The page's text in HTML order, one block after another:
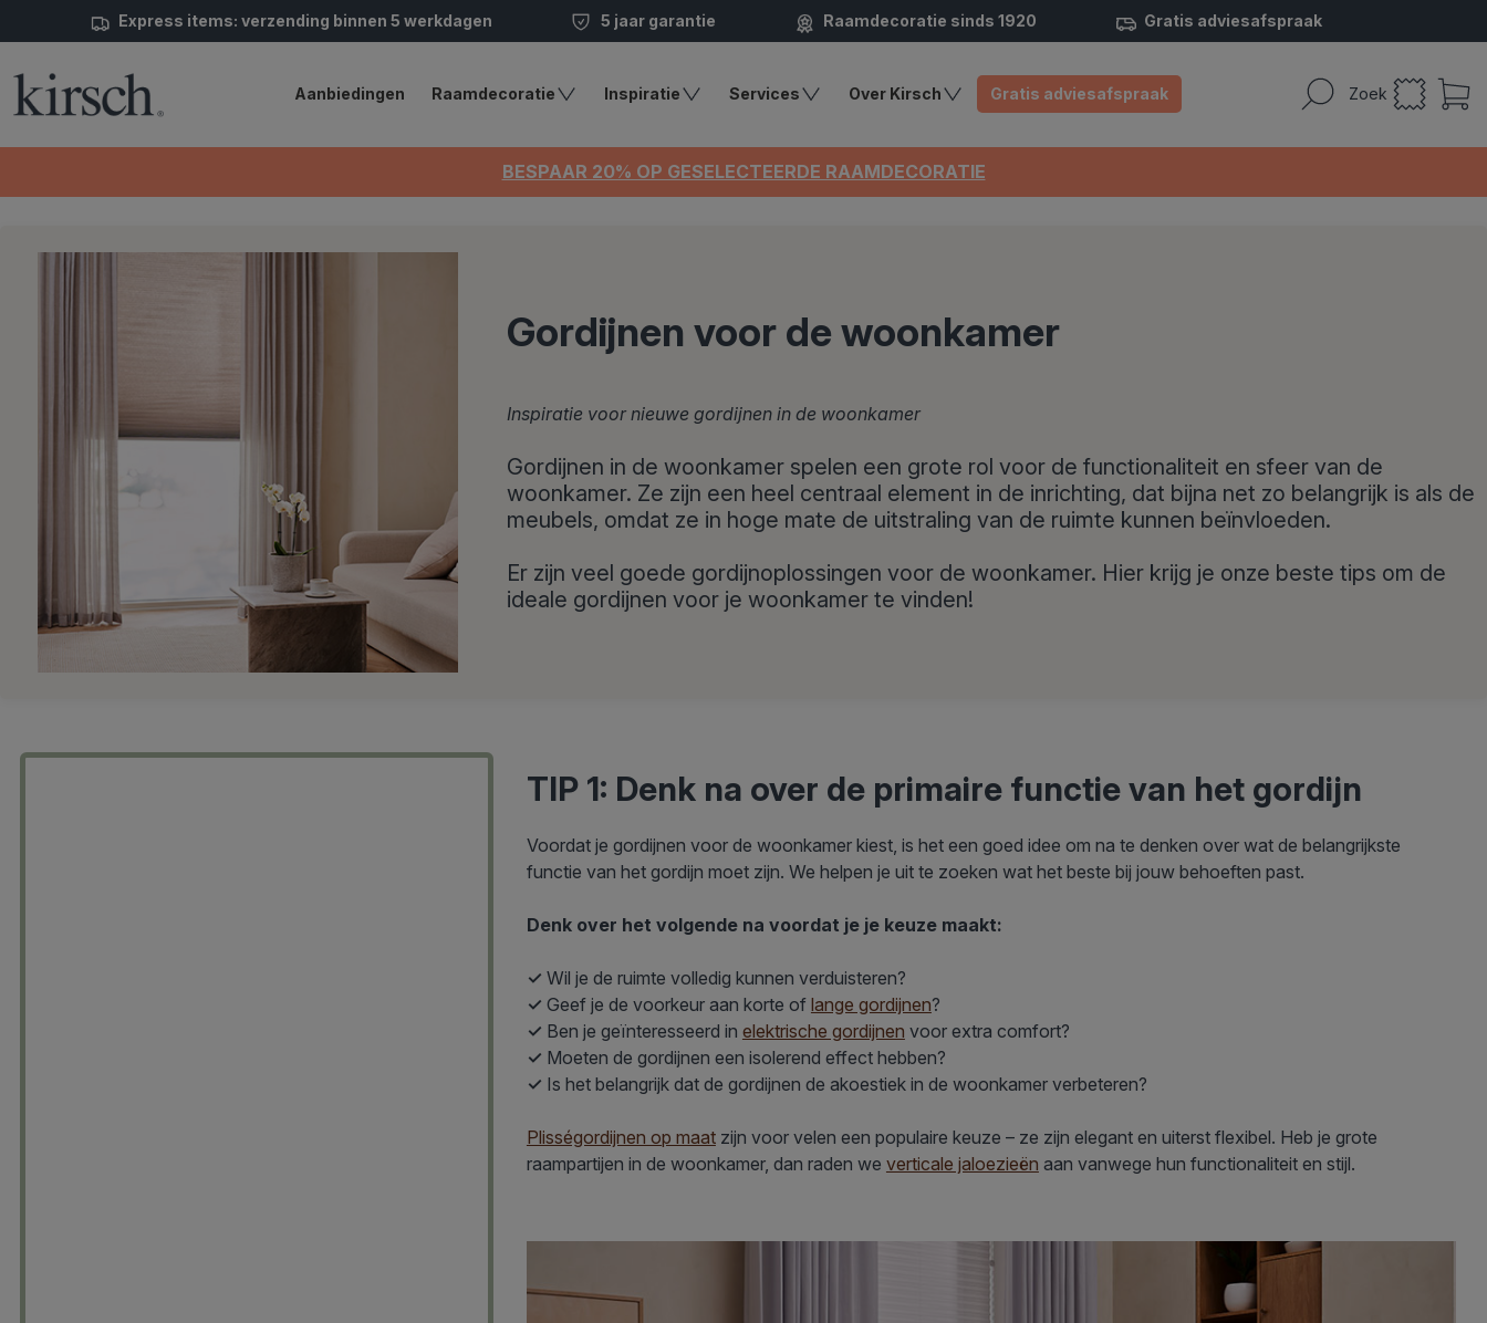
Express items: verzending binnen 5 werkdagen 5 jaar garantie Raamdecoratie sinds 1920 Gratis adviesafspraak
Zoek
Aanbiedingen Raamdecoratie Inspiratie Services Over Kirsch Gratis adviesafspraak
BESPAAR 20% OP GESELECTEERDE RAAMDECORATIE
Gordijnen voor de woonkamer
Inspiratie voor nieuwe gordijnen in de woonkamer
Gordijnen in de woonkamer spelen een grote rol voor de functionaliteit en sfeer van de
woonkamer. Ze zijn een heel centraal element in de inrichting, dat bijna net zo belangrijk is als de
meubels, omdat ze in hoge mate de uitstraling van de ruimte kunnen beïnvloeden.
Er zijn veel goede gordijnoplossingen voor de woonkamer. Hier krijg je onze beste tips om de
ideale gordijnen voor je woonkamer te vinden!
TIP 1: Denk na over de primaire functie van het gordijn
Voordat je gordijnen voor de woonkamer kiest, is het een goed idee om na te denken over wat de belangrijkste
functie van het gordijn moet zijn. We helpen je uit te zoeken wat het beste bij jouw behoeften past.
Denk over het volgende na voordat je je keuze maakt:
✓ Wil je de ruimte volledig kunnen verduisteren?
✓ Geef je de voorkeur aan korte of lange gordijnen?
✓ Ben je geïnteresseerd in elektrische gordijnen voor extra comfort?
✓ Moeten de gordijnen een isolerend effect hebben?
✓ Is het belangrijk dat de gordijnen de akoestiek in de woonkamer verbeteren?
Plisségordijnen op maatzijn voor velen een populaire keuze – ze zijn elegant en uiterst flexibel. Heb je grote
raampartijen in de woonkamer, dan raden we verticale jaloezieën aan vanwege hun functionaliteit en stijl.